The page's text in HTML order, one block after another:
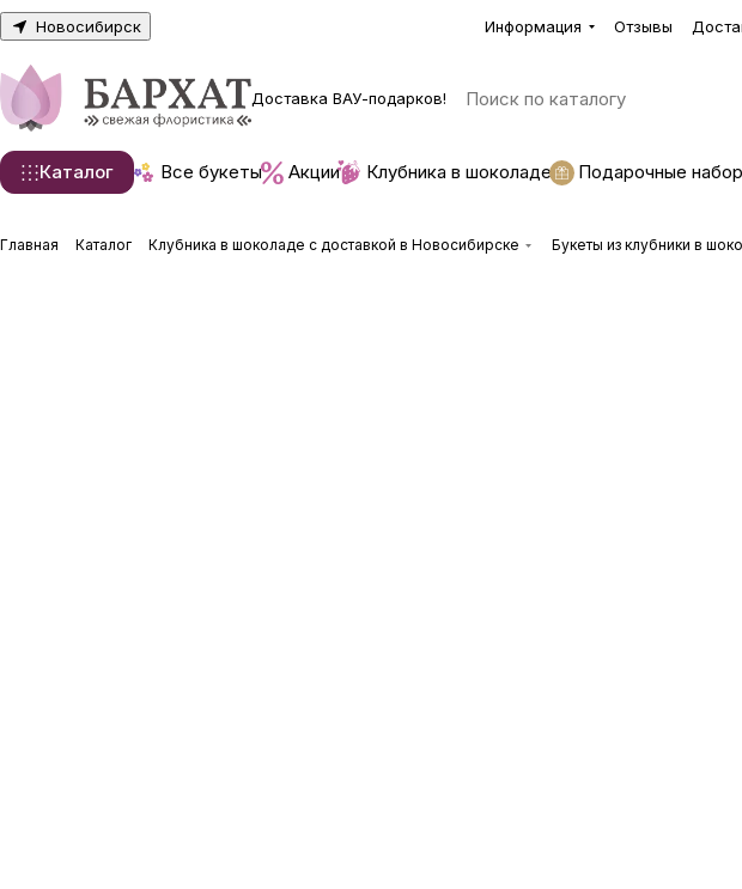
Новосибирск Информация Отзывы
Доставка ВАУ-подарков!
Каталог Все букеты Акции Клубника в шоколаде Подарочные
Главная Каталог Клубника в шоколаде с доставкой в Новосибирске Букеты из клубники в